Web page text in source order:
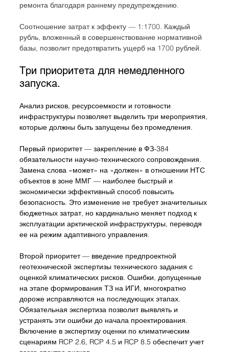
ремонта благодаря раннему предупреждению.
Соотношение затрат к эффекту — 1:1700. Каждый
рубль, вложенный в совершенствование нормативной
базы, позволит предотвратить ущерб на 1700 рублей.
Три приоритета для немедленного
запуска.
Анализ рисков, ресурсоемкости и готовности
инфраструктуры позволяет выделить три мероприятия,
которые должны быть запущены без промедления.
Первый приоритет — закрепление в ФЗ-384
обязательности научно-технического сопровождения.
Замена слова «может» на «должен» в отношении НТС
объектов в зоне ММГ — наиболее быстрый и
экономически эффективный способ повысить
безопасность. Это изменение не требует значительных
бюджетных затрат, но кардинально меняет подход к
эксплуатации арктической инфраструктуры, переводя
ее на режим адаптивного управления.
Второй приоритет — введение предпроектной
геотехнической экспертизы технического задания с
оценкой климатических рисков. Ошибки, допущенные
на этапе формирования ТЗ на ИГИ, многократно
дороже исправляются на последующих этапах.
Обязательная экспертиза позволит выявлять и
устранять эти ошибки до начала проектирования.
Включение в экспертизу оценки по климатическим
сценариям RCP 2.6, RCP 4.5 и RCP 8.5 обеспечит учет